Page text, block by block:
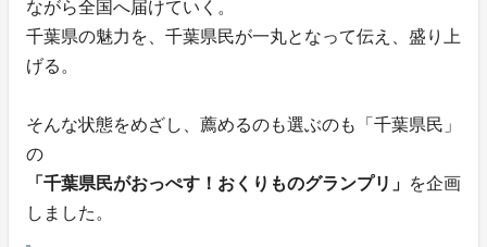
ながら全国へ届けていく。
千葉県の魅力を、千葉県民が一丸となって伝え、盛り上
げる。
そんな状態をめざし、薦めるのも選ぶのも「千葉県民」
の
「千葉県民がおっぺす！おくりものグランプリ」 を企画
しました。